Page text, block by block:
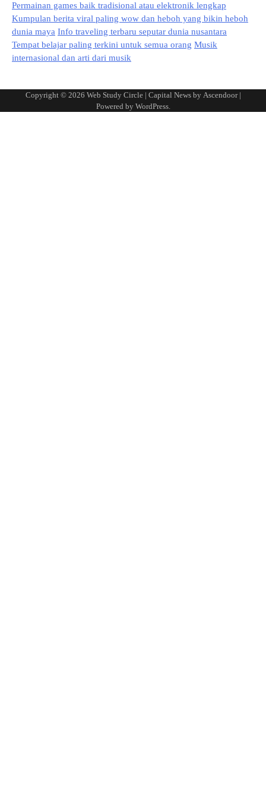
Permainan games baik tradisional atau elektronik lengkap
Kumpulan berita viral paling wow dan heboh yang bikin heboh
dunia maya Info traveling terbaru seputar dunia nusantara
Tempat belajar paling terkini untuk semua orang Musik
internasional dan arti dari musik
Copyright © 2026 Web Study Circle| Capital News by Ascendoor|
Powered by WordPress.